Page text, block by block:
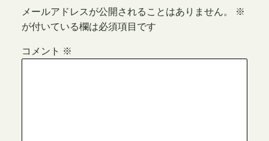
メールアドレスが公開されることはありません。
※
が付いている欄は必須項目です
コメント ※